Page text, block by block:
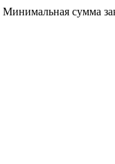
Минимальная сумма